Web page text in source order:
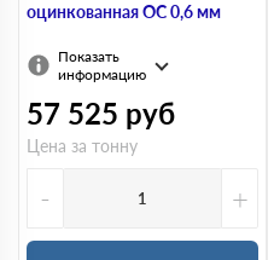
оцинкованная ОС 0,6 мм
Показать
информацию
57 525 руб
Цена за тонну
- +